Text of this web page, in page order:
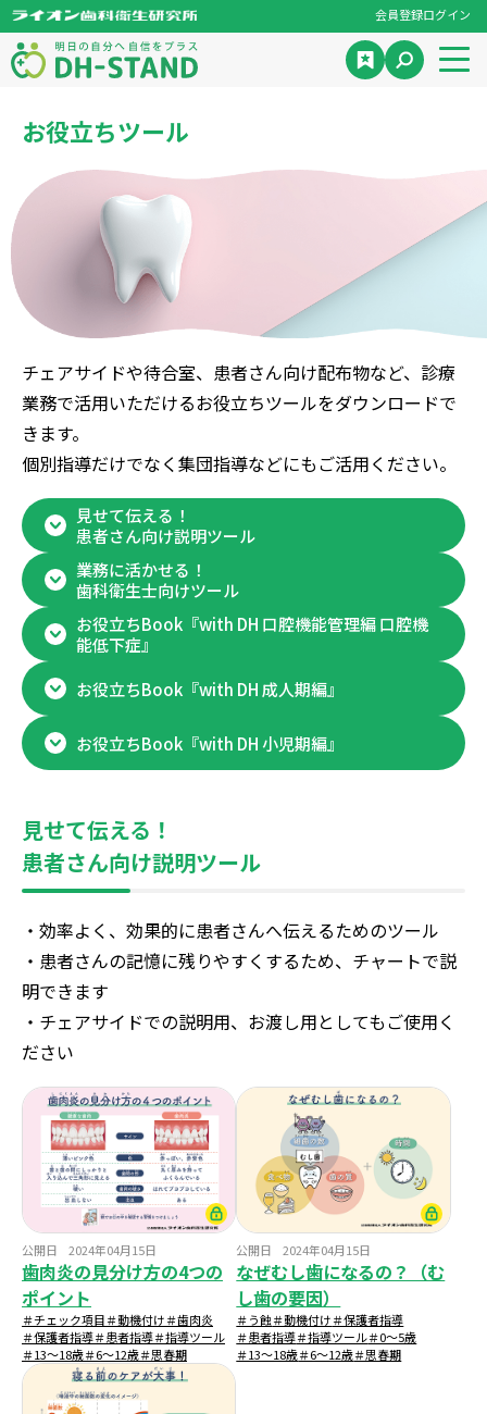
会員登録ログイン
お役立ちツール
チェアサイドや待合室、患者さん向け配布物など、診療
業務で活用いただけるお役立ちツールをダウンロードで
きます。
個別指導だけでなく集団指導などにもご活用ください。
見せて伝える！
患者さん向け説明ツール
業務に活かせる！
歯科衛生士向けツール
お役立ちBook『with DH 口腔機能管理編 口腔機
能低下症』
お役立ちBook『with DH 成人期編』
お役立ちBook『with DH 小児期編』
見せて伝える！
患者さん向け説明ツール
・効率よく、効果的に患者さんへ伝えるためのツール
・患者さんの記憶に残りやすくするため、チャートで説
明できます
・チェアサイドでの説明用、お渡し用としてもご使用く
ださい
公開日 2024年04月15日
歯肉炎の見分け方の4つの
ポイント
＃チェック項目＃動機付け＃歯肉炎
＃保護者指導＃患者指導＃指導ツール
＃13～18歳＃6～12歳＃思春期
公開日 2024年04月15日
なぜむし歯になるの？（む
し歯の要因）
＃う蝕＃動機付け＃保護者指導
＃患者指導＃指導ツール＃0～5歳
＃13～18歳＃6～12歳＃思春期